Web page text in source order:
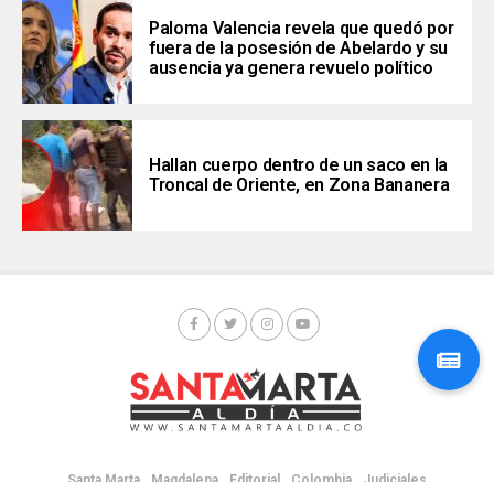
Paloma Valencia revela que quedó por
fuera de la posesión de Abelardo y su
ausencia ya genera revuelo político
Hallan cuerpo dentro de un saco en la
Troncal de Oriente, en Zona Bananera